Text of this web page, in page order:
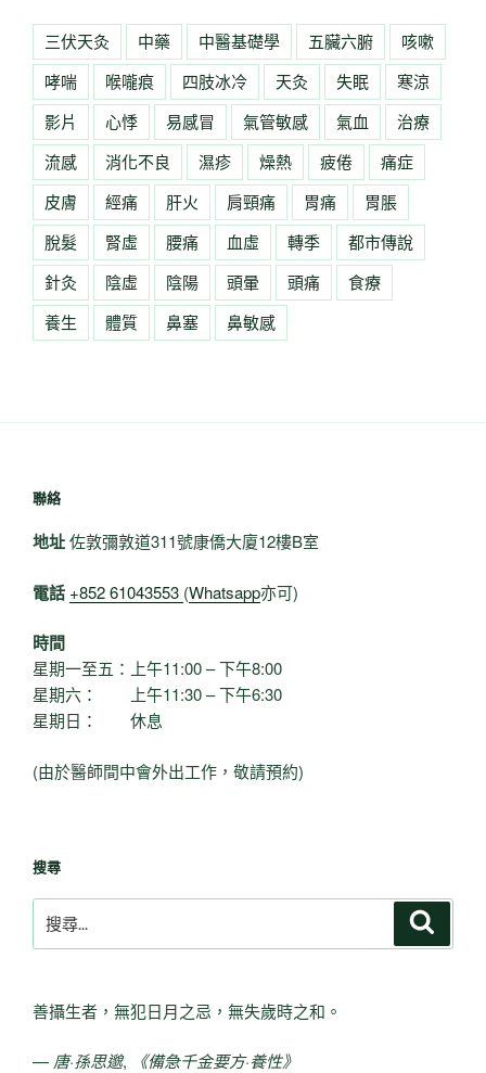
三伏天灸 中藥 中醫基礎學 五臟六腑
咳嗽
哮喘
喉嚨痕 四肢冰冷 天灸 失眠
寒涼
影片
心悸 易感冒 氣管敏感 氣血
治療
流感
消化不良 濕疹 燥熱 疲倦
痛症
皮膚
經痛 肝火 肩頸痛 胃痛
胃脹
脫髮
腎虛 腰痛 血虛 轉季
都市傳說
針灸
陰虛 陰陽 頭暈 頭痛
食療
養生
體質 鼻塞 鼻敏感
聯絡
地址佐敦彌敦道311號康僑大廈12樓B室
電話 +852 61043553 (Whatsapp亦可)
時間
星期一至五：上午11:00 – 下午8:00
星期六： 上午11:30 – 下午6:30
星期日： 休息
(由於醫師間中會外出工作，敬請預約)
搜尋
搜
尋
字:
善攝生者，無犯日月之忌，無失歲時之和。
— 唐·孫思邈, 《備急千金要方·養性》